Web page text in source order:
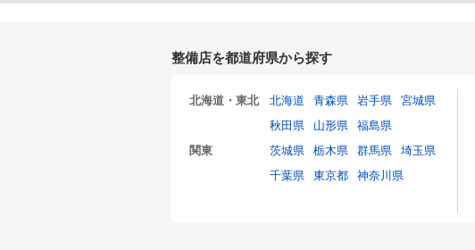
整備店を都道府県から探す
北海道・東北 北海道 青森県 岩手県
宮城県
秋田県
山形県
福島県
関東
茨城県 栃木県 群馬県
埼玉県
千葉県
東京都 神奈川県